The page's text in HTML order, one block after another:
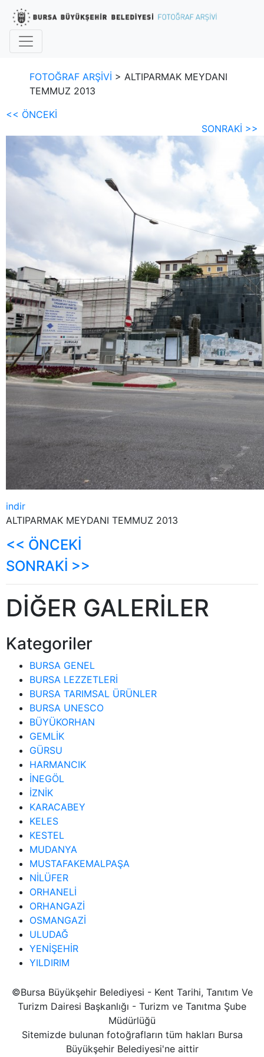
FOTOĞRAF ARŞİVİ > ALTIPARMAK MEYDANI
TEMMUZ 2013
<< ÖNCEKİ
SONRAKİ >>
indir
ALTIPARMAK MEYDANI TEMMUZ 2013
<< ÖNCEKİ
SONRAKİ >>
DİĞER GALERİLER
Kategoriler
BURSA GENEL
BURSA LEZZETLERİ
BURSA TARIMSAL ÜRÜNLER
BURSA UNESCO
BÜYÜKORHAN
GEMLİK
GÜRSU
HARMANCIK
İNEGÖL
İZNİK
KARACABEY
KELES
KESTEL
MUDANYA
MUSTAFAKEMALPAŞA
NİLÜFER
ORHANELİ
ORHANGAZİ
OSMANGAZİ
ULUDAĞ
YENİŞEHİR
YILDIRIM
©Bursa Büyükşehir Belediyesi - Kent Tarihi, Tanıtım Ve
Turizm Dairesi Başkanlığı - Turizm ve Tanıtma Şube
Müdürlüğü
Sitemizde bulunan fotoğrafların tüm hakları Bursa
Büyükşehir Belediyesi'ne aittir